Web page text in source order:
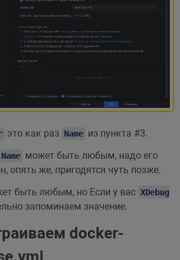
это как раз Name из пункта #3.
Name может быть любым, надо его
опять же, пригодятся чуть позже.
быть любым, но Если у вас XDebug
запоминаем значение.
docker-